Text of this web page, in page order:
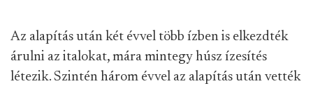
Az alapítás után két évvel több ízben is elkezdték
árulni az italokat, mára mintegy húsz ízesítés
létezik. Szintén három évvel az alapítás után vették